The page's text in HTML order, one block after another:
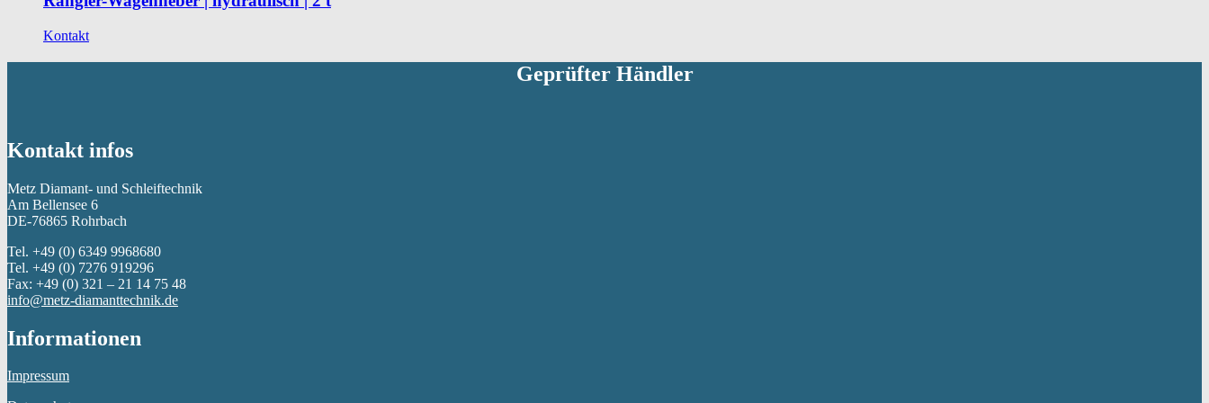
Kontakt
Geprüfter Händler
Kontakt infos
Metz Diamant- und Schleiftechnik
Am Bellensee 6
DE-76865 Rohrbach
Tel. +49 (0) 6349 9968680
Tel. +49 (0) 7276 919296
Fax: +49 (0) 321 – 21 14 75 48
info@metz-diamanttechnik.de
Informationen
Impressum